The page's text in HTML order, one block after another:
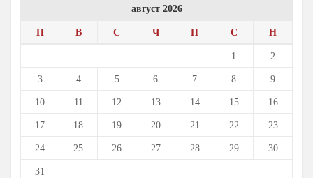
август 2026
П В С Ч П С Н
1 2
3 4 5 6 7 8 9
10 11 12 13 14 15 16
17 18 19 20 21 22 23
24 25 26 27 28 29 30
31